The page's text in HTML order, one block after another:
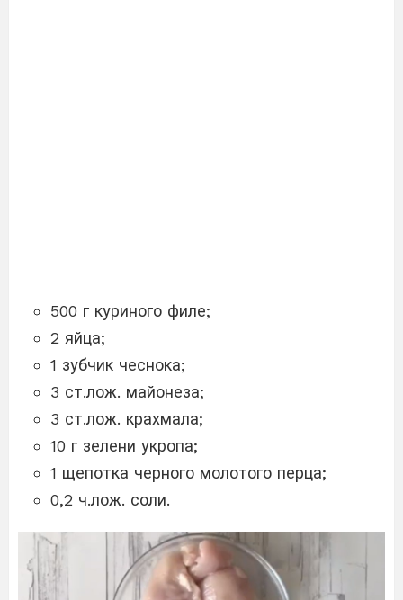
500 г куриного филе;
2 яйца;
1 зубчик чеснока;
3 ст.лож. майонеза;
3 ст.лож. крахмала;
10 г зелени укропа;
1 щепотка черного молотого перца;
0,2 ч.лож. соли.